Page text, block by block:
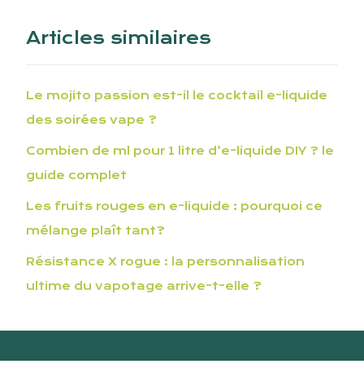
Articles similaires
Le mojito passion est-il le cocktail e-liquide
des soirées vape ?
Combien de ml pour 1 litre d’e-liquide DIY ? le
guide complet
Les fruits rouges en e-liquide : pourquoi ce
mélange plaît tant?
Résistance X rogue : la personnalisation
ultime du vapotage arrive-t-elle ?